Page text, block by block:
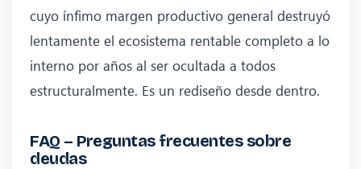
cuyo ínfimo margen productivo general destruyó
lentamente el ecosistema rentable completo a lo
interno por años al ser ocultada a todos
estructuralmente. Es un rediseño desde dentro.
FAQ – Preguntas frecuentes sobre
deudas